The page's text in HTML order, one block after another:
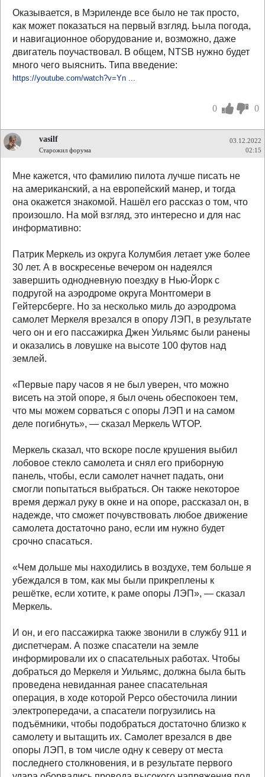
Оказывается, в Мэриленде все было не так просто,
как может показаться на первый взгляд. Ьыла погода,
и навигационное оборудование и, возможно, даже
двигатель поучаствовал. В общем, NTSB нужно будет
много чего выяснить. Типа введение:
https://youtube.com/watch?v=Yn ...
0 0
vasilf
Старожил форума
03.12.2022
02:15
Мне кажется, что фамилию пилота лучше писать не
на американский, а на европейский манер, и тогда
она окажется знакомой. Нашёл его рассказ о том, что
произошло. На мой взгляд, это интересно и для нас
информативно:
Патрик Меркель из округа Колумбия летает уже более
30 лет. А в воскресенье вечером он надеялся
завершить однодневную поездку в Нью-Йорк с
подругой на аэродроме округа Монтгомери в
Гейтерсберге. Но за несколько миль до аэродрома
самолет Меркеля врезался в опору ЛЭП, в результате
чего он и его пассажирка Джен Уильямс были ранены
и оказались в ловушке на высоте 100 футов над
землей.
«Первые пару часов я не был уверен, что можно
висеть на этой опоре, я был очень обеспокоен тем,
что мы можем сорваться с опоры ЛЭП и на самом
деле погибнуть», — сказал Меркель WTOP.
Меркель сказал, что вскоре после крушения выбил
лобовое стекло самолета и снял его приборную
панель, чтобы, если самолет начнет падать, они
смогли попытаться выбраться. Он также некоторое
время держал руку в окне и на опоре, рассказал он, в
надежде, что сможет почувствовать любое движение
самолета достаточно рано, если им нужно будет
срочно спасаться.
«Чем дольше мы находились в воздухе, тем больше я
убеждался в том, как мы были прикреплены к
решётке, если хотите, к раме опоры ЛЭП», — сказал
Меркель.
И он, и его пассажирка также звонили в службу 911 и
диспетчерам. А позже спасатели на земле
информировали их о спасательных работах. Чтобы
добраться до Меркеля и Уильямс, должна была быть
проведена невиданная ранее спасательная
операция, в ходе которой Pepco обесточила линии
электропередачи, а спасатели погрузились на
подъёмники, чтобы подобраться достаточно близко к
самолету и вытащить их. Самолет врезался в две
опоры ЛЭП, в том числе одну к северу от места
последнего столкновения, и в результате первого